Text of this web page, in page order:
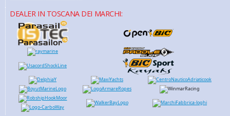
DEALER IN TOSCANA DEI MARCHI: